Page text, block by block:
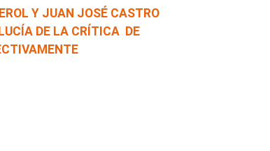
Y JUAN JOSÉ CASTRO
DE LA CRÍTICA DE